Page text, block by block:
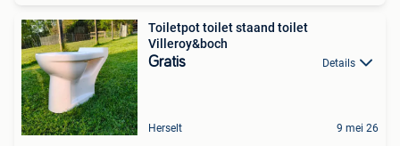
Toiletpot toilet staand toilet
Villeroy&boch
Gratis Details
Herselt 9 mei 26